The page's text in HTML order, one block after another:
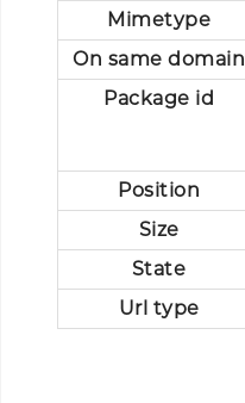
Mimetype
On same domain
Package id
Position
Size
State
Url type